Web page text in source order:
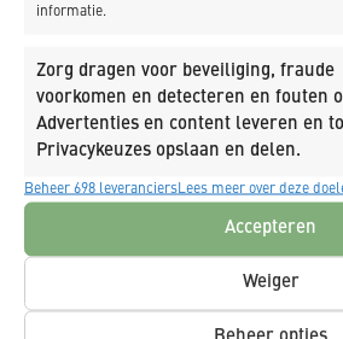
informatie.
Zorg dragen voor beveiliging, fraude
voorkomen en detecteren en fouten
Advertenties en content leveren en
Privacykeuzes opslaan en delen.
Beheer 698 leveranciers Lees meer over deze
Accepteren
Weiger
helemaal klaar is. Dat is gevaarlijk
liefst met partijen die dat begrijpen of
heb samengewerkt.”
Opgetild maaiveld
De bouw van de woonblokken vordert
laat Stammes zien terwijl we over de
“Ook de buitenomgeving is flink
“Het opgetilde maaiveld met tuinen
woonblokken zodat de bewoners